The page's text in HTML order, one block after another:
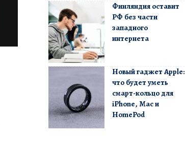
Финляндия оставит
РФ без части
западного
интернета
Новый гаджет Apple:
что будет уметь
смарт-кольцо для
iPhone, Mac и
HomePod